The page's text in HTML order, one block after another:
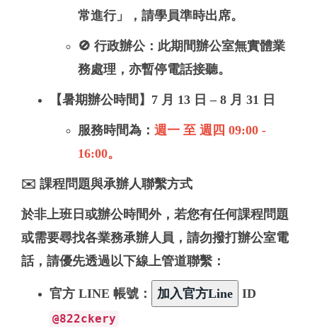
常進行」
，請學員準時出席。
🚫 行政辦公：此期間辦公室無實體業
務處理，亦暫停電話接聽。
【暑期辦公時間】7 月 13 日 – 8 月 31 日
服務時間為： 週一 至 週四 09:00 -
16:00。
✉️ 課程問題與承辦人聯繫方式
於非上班日或辦公時間外，若您有任何課程問題
或需要尋找各業務承辦人員 ，請勿撥打辦公室電
話，請優先透過以下線上管道聯繫：
官方 LINE 帳號： ID
@822ckery